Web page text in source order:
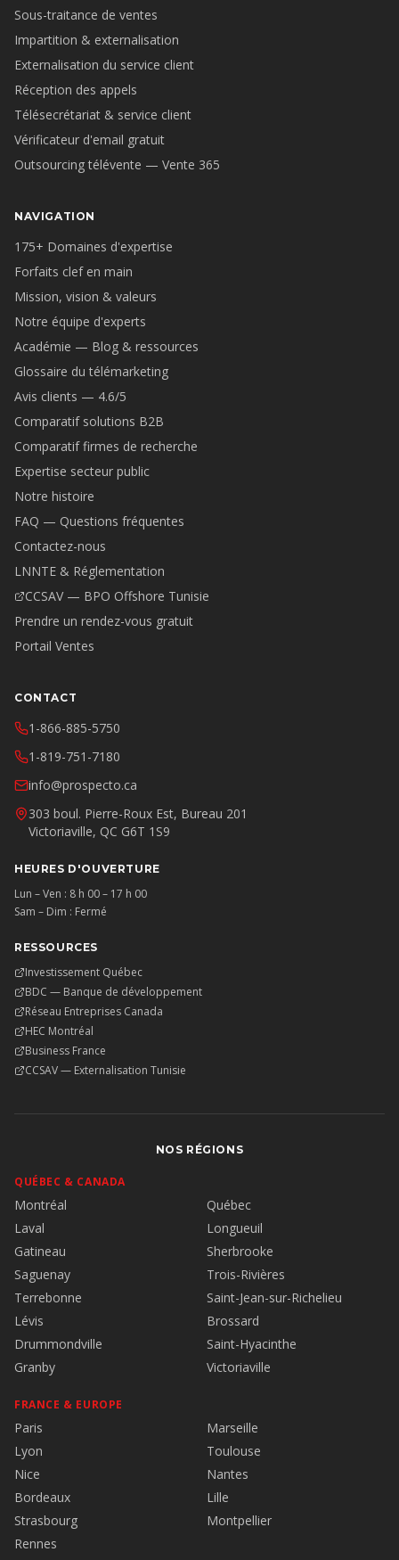
Sous-traitance de ventes
Impartition & externalisation
Externalisation du service client
Réception des appels
Télésecrétariat & service client
Vérificateur d'email gratuit
Outsourcing télévente — Vente 365
NAVIGATION
175+ Domaines d'expertise
Forfaits clef en main
Mission, vision & valeurs
Notre équipe d'experts
Académie — Blog & ressources
Glossaire du télémarketing
Avis clients — 4.6/5
Comparatif solutions B2B
Comparatif firmes de recherche
Expertise secteur public
Notre histoire
FAQ — Questions fréquentes
Contactez-nous
LNNTE & Réglementation
CCSAV — BPO Offshore Tunisie
Prendre un rendez-vous gratuit
Portail Ventes
CONTACT
1-866-885-5750
1-819-751-7180
info@prospecto.ca
303 boul. Pierre-Roux Est, Bureau 201
Victoriaville, QC G6T 1S9
HEURES D'OUVERTURE
Lun – Ven : 8 h 00 – 17 h 00
Sam – Dim : Fermé
RESSOURCES
Investissement Québec
BDC — Banque de développement
Réseau Entreprises Canada
HEC Montréal
Business France
CCSAV — Externalisation Tunisie
NOS RÉGIONS
QUÉBEC & CANADA
Montréal
Québec
Laval
Longueuil
Gatineau
Sherbrooke
Saguenay
Trois-Rivières
Terrebonne
Saint-Jean-sur-Richelieu
Lévis
Brossard
Drummondville
Saint-Hyacinthe
Granby
Victoriaville
FRANCE & EUROPE
Paris
Marseille
Lyon
Toulouse
Nice
Nantes
Bordeaux
Lille
Strasbourg
Montpellier
Rennes